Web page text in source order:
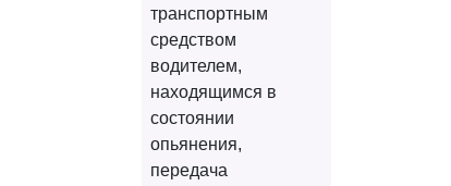
транспортным
средством
водителем,
находящимся в
состоянии
опьянения,
передача